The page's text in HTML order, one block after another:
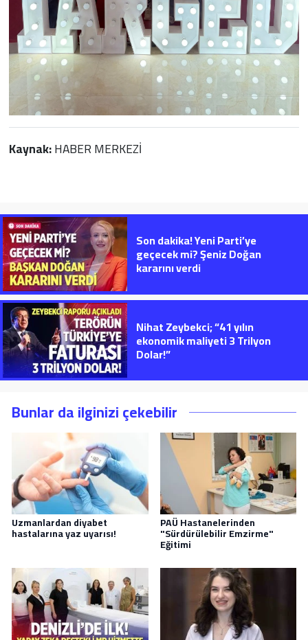
Kaynak:HABER MERKEZİ
Son dakika! Yeni Parti’ye
geçecek mi? Şeniz Doğan
kararını verdi
Nihat Zeybekci; “41 yılın
ekonomik maliyeti 3 Trilyon
Dolar!”
Bunlar da ilginizi çekebilir
Uzmanlardan diyabet
hastalarına yaz uyarısı!
PAÜ Hastanelerinden
"Sürdürülebilir Emzirme"
Eğitimi